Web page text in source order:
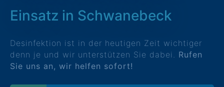
Einsatz in Schwanebeck
Desinfektion ist in der heutigen Zeit wichtiger
denn je und wir unterstützen Sie dabei. Rufen
Sie uns an, wir helfen sofort!